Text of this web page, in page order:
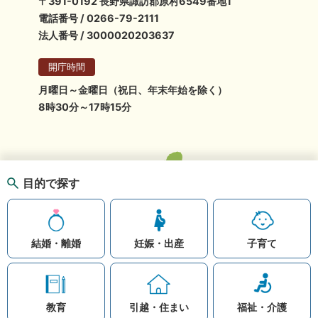
目的で探す
結婚・離婚 妊娠・出産 子育て
教育 引越・住まい 福祉・介護
電話番号 / 0266-79-2111
法人番号 / 3000020203637
開庁時間
月曜日～金曜日（祝日、年末年始を除く）
8時30分～17時15分